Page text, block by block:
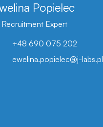
Popielec
Recruitment Expert
+48 690 075 202
ewelina.popielec@j-labs.pl